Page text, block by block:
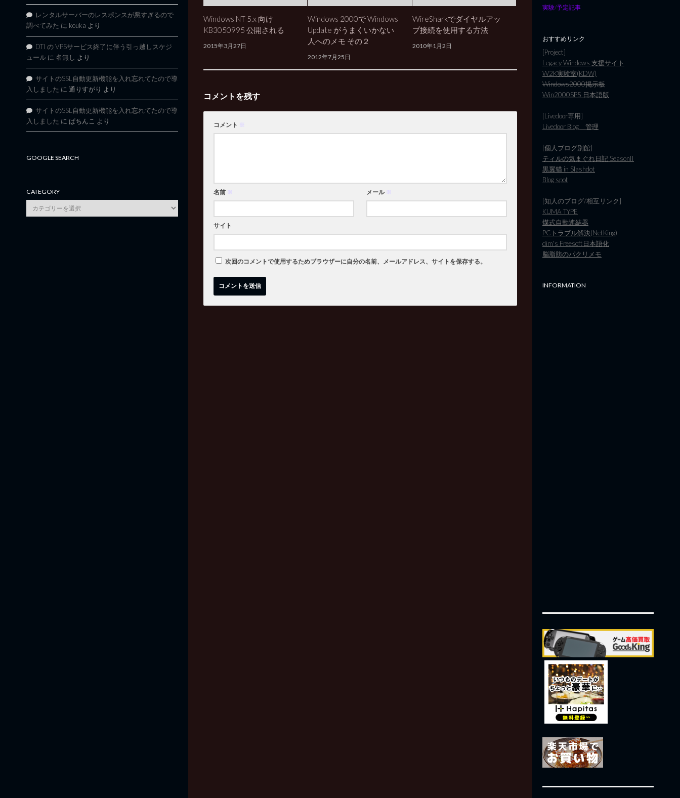
Windows NT 5.x 向け
KB3050995 公開される
2015年3月27日
Windows 2000で Windows
Update がうまくいかない
人へのメモ その２
2012年7月25日
WireSharkでダイヤルアッ
プ接続を使用する方法
2010年1月2日
コメントを残す
コメント ※
名前 ※ メール ※
サイト
次回のコメントで使用するためブラウザーに自分の名前、メールアドレス、サイトを保存する。
レンタルサーバーのレスポンスが悪すぎるので
調べてみた に kouka より
DTI の VPSサービス終了に伴う引っ越しスケジ
ュール に 名無し より
サイトのSSL自動更新機能を入れ忘れてたので導
入しました に 通りすがり より
サイトのSSL自動更新機能を入れ忘れてたので導
入しました に ぱちんこ より
GOOGLE SEARCH
CATEGORY
category
実験/予定記事
おすすめリンク
[Project]
Legacy Windows 支援サイト
W2K実験室(KDW)
Windows2000掲示板
Win2000SP5 日本語版
[Livedoor専用]
Livedoor Blog 管理
[個人ブログ別館]
ティルの気まぐれ日記 SeasonII
黒翼猫 in Slashdot
Blog spot
[知人のブログ/相互リンク]
KUMA TYPE
煤式自動連結器
PCトラブル解決(NetKing)
dim's Freesoft日本語化
脳脂肪のパクリメモ
INFORMATION